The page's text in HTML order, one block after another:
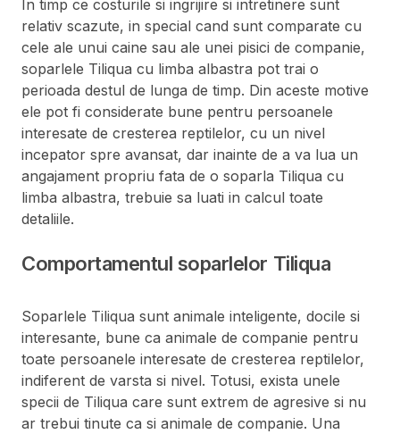
In timp ce costurile si ingrijire si intretinere sunt
relativ scazute, in special cand sunt comparate cu
cele ale unui caine sau ale unei pisici de companie,
soparlele Tiliqua cu limba albastra pot trai o
perioada destul de lunga de timp. Din aceste motive
ele pot fi considerate bune pentru persoanele
interesate de cresterea reptilelor, cu un nivel
incepator spre avansat, dar inainte de a va lua un
angajament propriu fata de o soparla Tiliqua cu
limba albastra, trebuie sa luati in calcul toate
detaliile.
Comportamentul soparlelor Tiliqua
Soparlele Tiliqua sunt animale inteligente, docile si
interesante, bune ca animale de companie pentru
toate persoanele interesate de cresterea reptilelor,
indiferent de varsta si nivel. Totusi, exista unele
specii de Tiliqua care sunt extrem de agresive si nu
ar trebui tinute ca si animale de companie. Una